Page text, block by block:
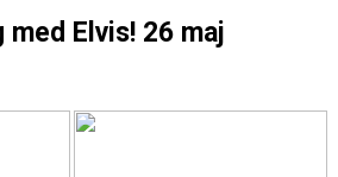
med Elvis! 26 maj